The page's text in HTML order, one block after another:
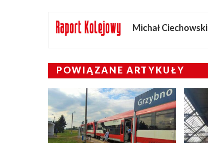
Michał Ciechowski
POWIĄZANE ARTYKUŁY